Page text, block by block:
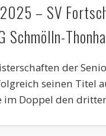
– SV
Schmölln-
der
seinen Titel
im Doppel den